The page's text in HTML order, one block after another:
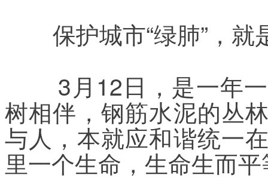
保护城市“绿肺”，
树相伴，钢筋水泥的丛
与人，本就应和谐统一
里一个生命，生命生而